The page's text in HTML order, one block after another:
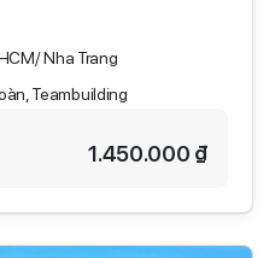
Nha Trang
Teambuilding
1.450.000 ₫